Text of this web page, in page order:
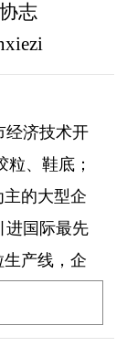
志
经济技术开
、鞋底；
的大型企
进国际最先
产线，企
的完整体
有各类高素